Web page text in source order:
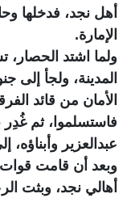
أهل نجد، فدخلها
الإمارة.
ولما اشتد الحصار،
المدينة، ولجأ إلى
الأمان من قائد
فاستسلموا، ثم
عبدالعزير
وبعد أن قامت
أهالي نجد، وبثت